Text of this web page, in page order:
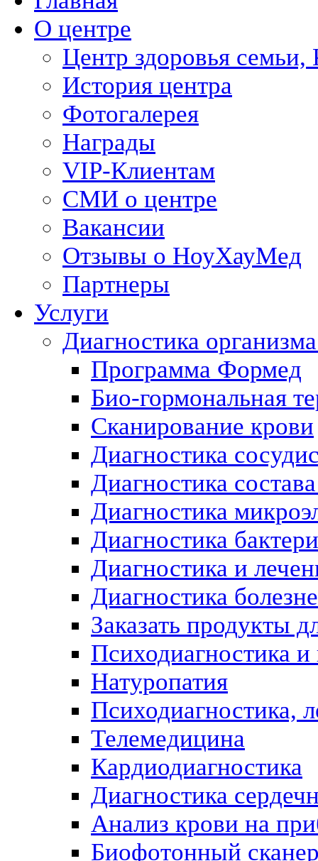
О центре
Центр здоровья семьи,
История центра
Фотогалерея
Награды
VIP-Клиентам
СМИ о центре
Вакансии
Отзывы о НоуХауМед
Партнеры
Услуги
Диагностика
Программа Формед
Био-гормональная
Сканирование крови
Диагностика
Диагностика
Диагностика
Диагностика
Диагностика и
Диагностика
Заказать продукты
Психодиагностика
Натуропатия
Психодиагностика,
Телемедицина
Кардиодиагностика
Диагностика
Анализ крови на
Биофотонный